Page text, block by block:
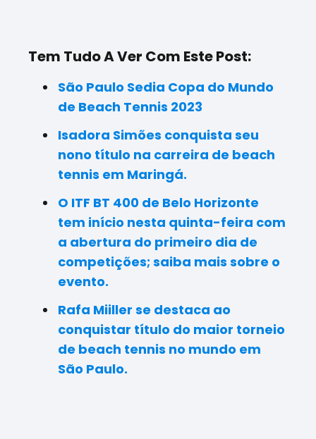
Tem Tudo A Ver Com Este Post:
São Paulo Sedia Copa do Mundo
de Beach Tennis 2023
Isadora Simões conquista seu
nono título na carreira de beach
tennis em Maringá.
O ITF BT 400 de Belo Horizonte
tem início nesta quinta-feira com
a abertura do primeiro dia de
competições; saiba mais sobre o
evento.
Rafa Miiller se destaca ao
conquistar título do maior torneio
de beach tennis no mundo em
São Paulo.